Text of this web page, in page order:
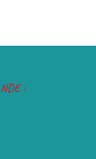
: